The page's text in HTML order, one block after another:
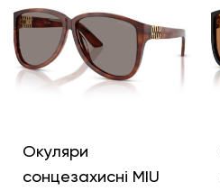
Окуляри
сонцезахисні MIU